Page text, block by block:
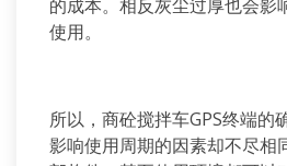
的成本。相反灰尘过厚也会影
使用。
所以，商砼搅拌车GPS终端的
影响使用周期的因素却不尽相